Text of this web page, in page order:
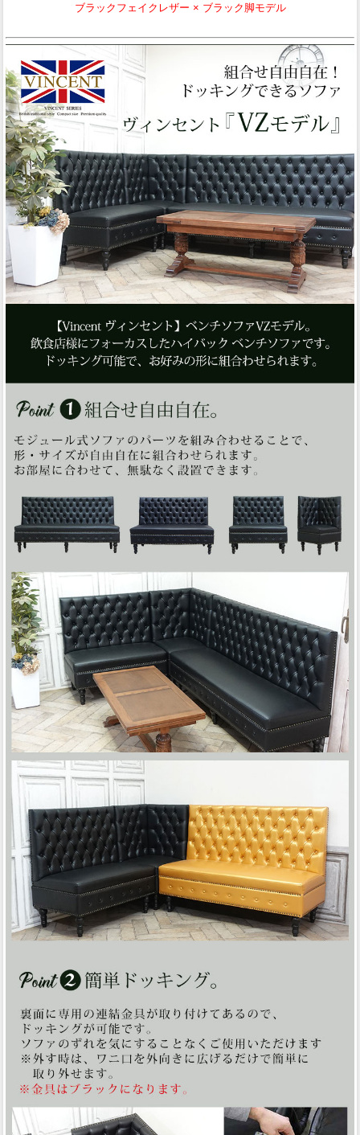
ブラックフェイクレザー × ブラック脚モデル